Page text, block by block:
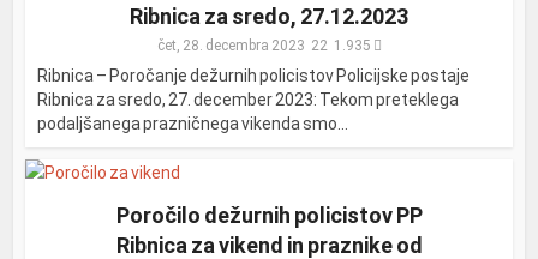
Ribnica za sredo, 27.12.2023
čet, 28. decembra 2023 1.935
Ribnica – Poročanje dežurnih policistov Policijske postaje
Ribnica za sredo, 27. december 2023: Tekom preteklega
podaljšanega prazničnega vikenda smo...
Poročilo dežurnih policistov PP
Ribnica za vikend in praznike od